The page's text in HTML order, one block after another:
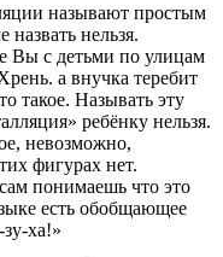
называют простым
нельзя.
Вы с детьми по улицам
а внучка теребит
такое. Называть эту
ребёнку нельзя.
невозможно,
фигурах нет.
понимаешь что это
есть обобщающее
ха!»